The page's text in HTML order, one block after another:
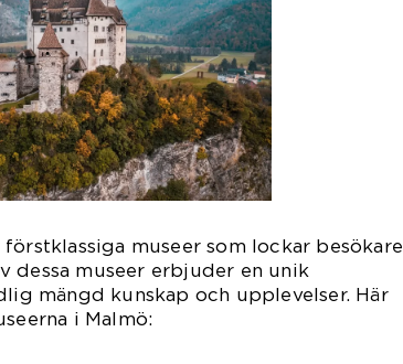
museer som lockar besökare
dessa museer erbjuder en unik
mängd kunskap och upplevelser. Här
i Malmö: